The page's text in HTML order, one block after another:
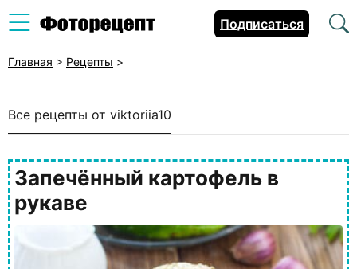
Подписаться
Главная > Рецепты >
Все рецепты от viktoriia10
Запечённый картофель в
рукаве